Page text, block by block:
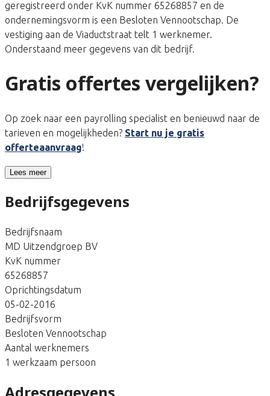
geregistreerd onder KvK nummer 65268857 en de
ondernemingsvorm is een Besloten Vennootschap. De
vestiging aan de Viaductstraat telt 1 werknemer.
Onderstaand meer gegevens van dit bedrijf.
Gratis offertes vergelijken?
Op zoek naar een payrolling specialist en benieuwd naar de
tarieven en mogelijkheden? Start nu je gratis
offerteaanvraag!
Lees meer
Bedrijfsgegevens
Bedrijfsnaam
MD Uitzendgroep BV
KvK nummer
65268857
Oprichtingsdatum
05-02-2016
Bedrijfsvorm
Besloten Vennootschap
Aantal werknemers
1 werkzaam persoon
Adresgegevens